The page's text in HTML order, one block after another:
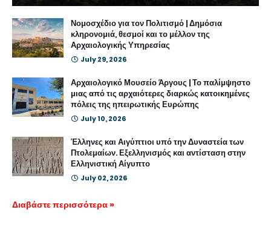
Νομοσχέδιο για τον Πολιτισμό | Δημόσια
κληρονομιά, θεσμοί και το μέλλον της
Αρχαιολογικής Υπηρεσίας
July 29, 2026
Αρχαιολογικό Μουσείο Άργους | Το παλίμψηστο
μιας από τις αρχαιότερες διαρκώς κατοικημένες
πόλεις της ηπειρωτικής Ευρώπης
July 10, 2026
Έλληνες και Αιγύπτιοι υπό την Δυναστεία των
Πτολεμαίων. Εξελληνισμός και αντίσταση στην
Ελληνιστική Αίγυπτο
July 02, 2026
Διαβάστε περισσότερα »